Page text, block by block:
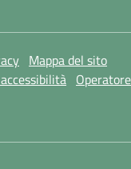
Mappa del sito
Operatore